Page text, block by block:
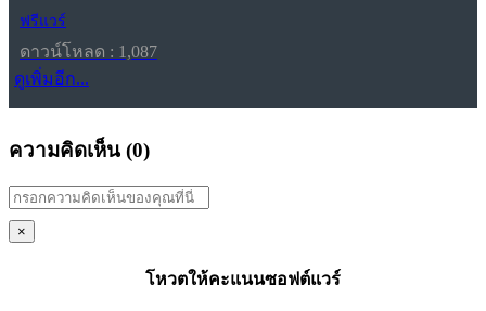
ฟรีแวร์
ดาวน์โหลด : 1,087
ดูเพิ่มอีก...
ความคิดเห็น (0)
×
โหวตให้คะแนนซอฟต์แวร์